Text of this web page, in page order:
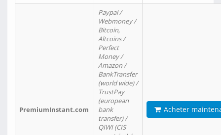
PremiumInstant.com
Paypal /
Webmoney /
Bitcoin,
Altcoins /
Perfect
Money /
Amazon /
BankTransfer
(world wide) /
TrustPay
(european
bank
transfer) /
QIWI (CIS
Acheter